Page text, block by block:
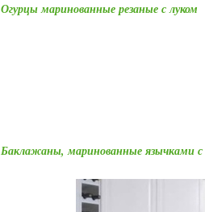
Огурцы маринованные резаные с луком
Баклажаны, маринованные язычками